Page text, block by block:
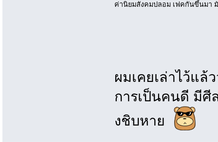
ค่านิยมสังคมปลอม เฟคกันขึ้นมา
ผมเคยเล่าไว้แล้
การเป็นคนดี มีศี
งชิบหาย